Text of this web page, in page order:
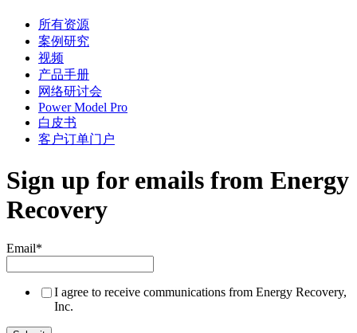
所有资源
案例研究
视频
产品手册
网络研讨会
Power Model Pro
白皮书
客户订单门户
Sign up for emails from Energy
Recovery
Email*
I agree to receive communications from Energy Recovery,
Inc.